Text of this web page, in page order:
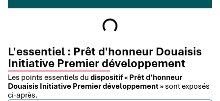
L'essentiel : Prêt d'honneur Douaisis
Initiative Premier développement
Les points essentiels du dispositif « Prêt d’honneur
Douaisis Initiative Premier développement » sont exposés
ci-après.